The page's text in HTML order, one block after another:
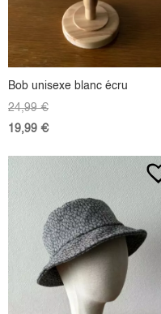
Bob unisexe blanc écru
24,99€
19,99 €